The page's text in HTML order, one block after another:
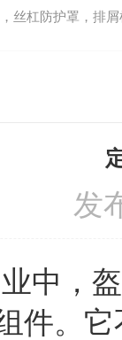
杠防护罩，排屑机
发
，盔
件。